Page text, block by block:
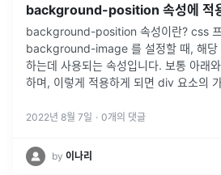
background-position 속성에 적
background-position 속성이란? css 프
background-image 를 설정할 때, 해당
하는데 사용되는 속성입니다. 보통 아래
하며, 이렇게 적용하게 되면 div 요소의
2022년 8월 7일 · 0개의 댓글
by 이나리